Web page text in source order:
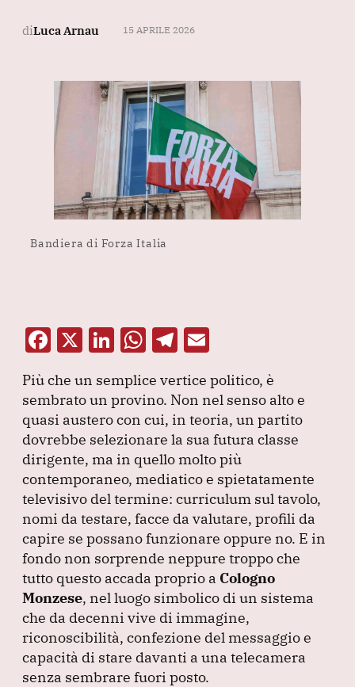
diLuca Arnau 15 APRILE 2026
Bandiera di Forza Italia
F
c
e
b
o
o
k
X Li
k
e
dI
n
W
at
s
A
p
p
T
e
gr
a
m
ai
l
Più che un semplice vertice politico, è
sembrato un provino. Non nel senso alto e
quasi austero con cui, in teoria, un partito
dovrebbe selezionare la sua futura classe
dirigente, ma in quello molto più
contemporaneo, mediatico e spietatamente
televisivo del termine: curriculum sul tavolo,
nomi da testare, facce da valutare, profili da
capire se possano funzionare oppure no. E in
fondo non sorprende neppure troppo che
tutto questo accada proprio a Cologno
Monzese, nel luogo simbolico di un sistema
che da decenni vive di immagine,
riconoscibilità, confezione del messaggio e
capacità di stare davanti a una telecamera
senza sembrare fuori posto.